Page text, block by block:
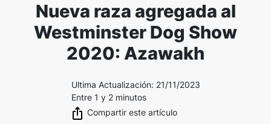
Nueva raza agregada al
Westminster Dog Show
2020: Azawakh
Ultima Actualización: 21/11/2023
Entre 1 y 2 minutos
Compartir este artículo